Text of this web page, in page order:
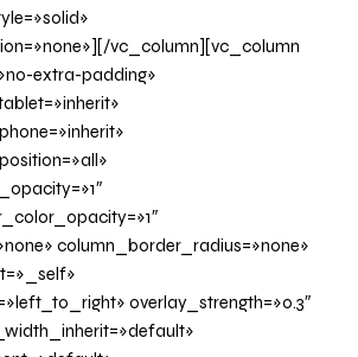
vc_column][vc_column
extra-padding»
column_border_radius=»none»
overlay_strength=»0.3″